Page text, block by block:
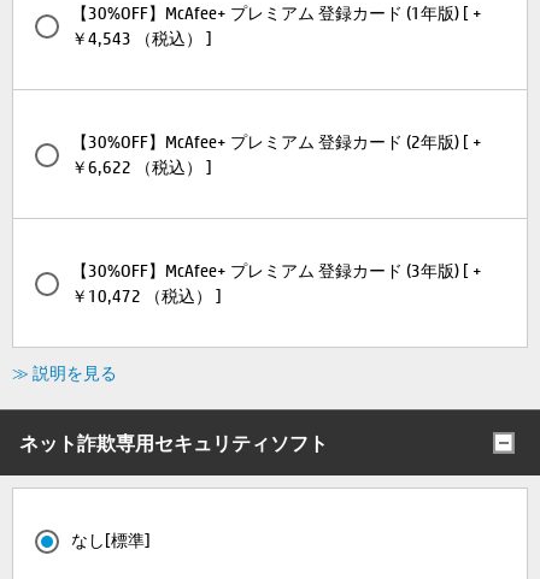
【30%OFF】McAfee+ プレミアム 登録カード (1年版) [ +
￥4,543 （税込） ]
【30%OFF】McAfee+ プレミアム 登録カード (2年版) [ +
￥6,622 （税込） ]
【30%OFF】McAfee+ プレミアム 登録カード (3年版) [ +
￥10,472 （税込） ]
≫ 説明を見る
ネット詐欺専用セキュリティソフト
なし[標準]